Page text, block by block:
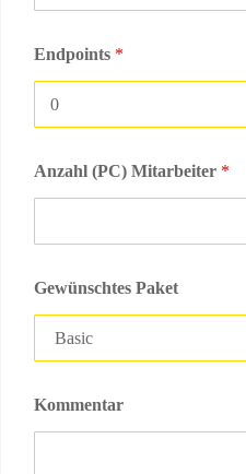
Endpoints *
Anzahl (PC) Mitarbeiter *
Gewünschtes Paket
Kommentar